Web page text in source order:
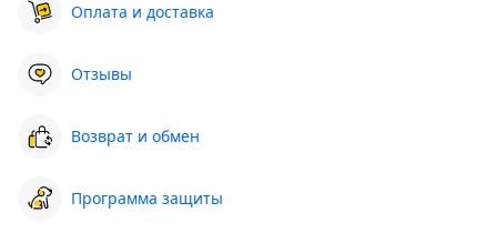
Оплата и доставка
Отзывы
Возврат и обмен
Программа защиты